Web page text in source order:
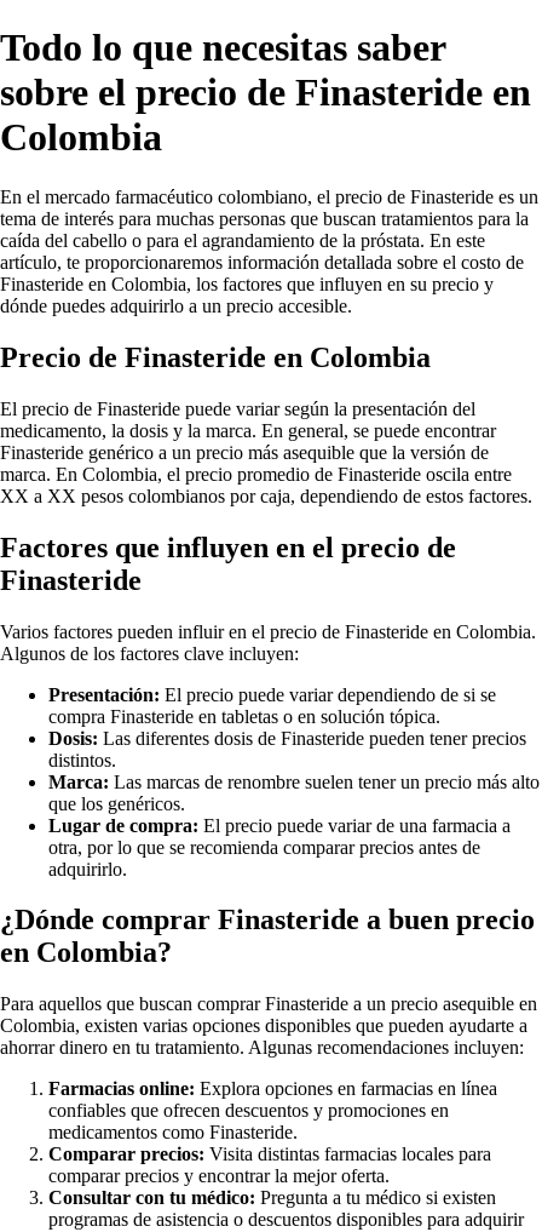
Todo lo que necesitas saber
sobre el precio de Finasteride en
Colombia
En el mercado farmacéutico colombiano, el precio de Finasteride es un
tema de interés para muchas personas que buscan tratamientos para la
caída del cabello o para el agrandamiento de la próstata. En este
artículo, te proporcionaremos información detallada sobre el costo de
Finasteride en Colombia, los factores que influyen en su precio y
dónde puedes adquirirlo a un precio accesible.
Precio de Finasteride en Colombia
El precio de Finasteride puede variar según la presentación del
medicamento, la dosis y la marca. En general, se puede encontrar
Finasteride genérico a un precio más asequible que la versión de
marca. En Colombia, el precio promedio de Finasteride oscila entre
XX a XX pesos colombianos por caja, dependiendo de estos factores.
Factores que influyen en el precio de
Finasteride
Varios factores pueden influir en el precio de Finasteride en Colombia.
Algunos de los factores clave incluyen:
Presentación: El precio puede variar dependiendo de si se
compra Finasteride en tabletas o en solución tópica.
Dosis: Las diferentes dosis de Finasteride pueden tener precios
distintos.
Marca: Las marcas de renombre suelen tener un precio más alto
que los genéricos.
Lugar de compra: El precio puede variar de una farmacia a
otra, por lo que se recomienda comparar precios antes de
adquirirlo.
¿Dónde comprar Finasteride a buen precio
en Colombia?
Para aquellos que buscan comprar Finasteride a un precio asequible en
Colombia, existen varias opciones disponibles que pueden ayudarte a
ahorrar dinero en tu tratamiento. Algunas recomendaciones incluyen:
Farmacias online: Explora opciones en farmacias en línea
confiables que ofrecen descuentos y promociones en
medicamentos como Finasteride.
Comparar precios: Visita distintas farmacias locales para
comparar precios y encontrar la mejor oferta.
Consultar con tu médico: Pregunta a tu médico si existen
programas de asistencia o descuentos disponibles para adquirir